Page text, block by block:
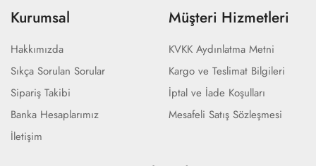
Kurumsal
Hakkımızda
Sıkça Sorulan Sorular
Sipariş Takibi
Banka Hesaplarımız
İletişim
Müşteri Hizmetleri
KVKK Aydınlatma Metni
Kargo ve Teslimat Bilgileri
İptal ve İade Koşulları
Mesafeli Satış Sözleşmesi